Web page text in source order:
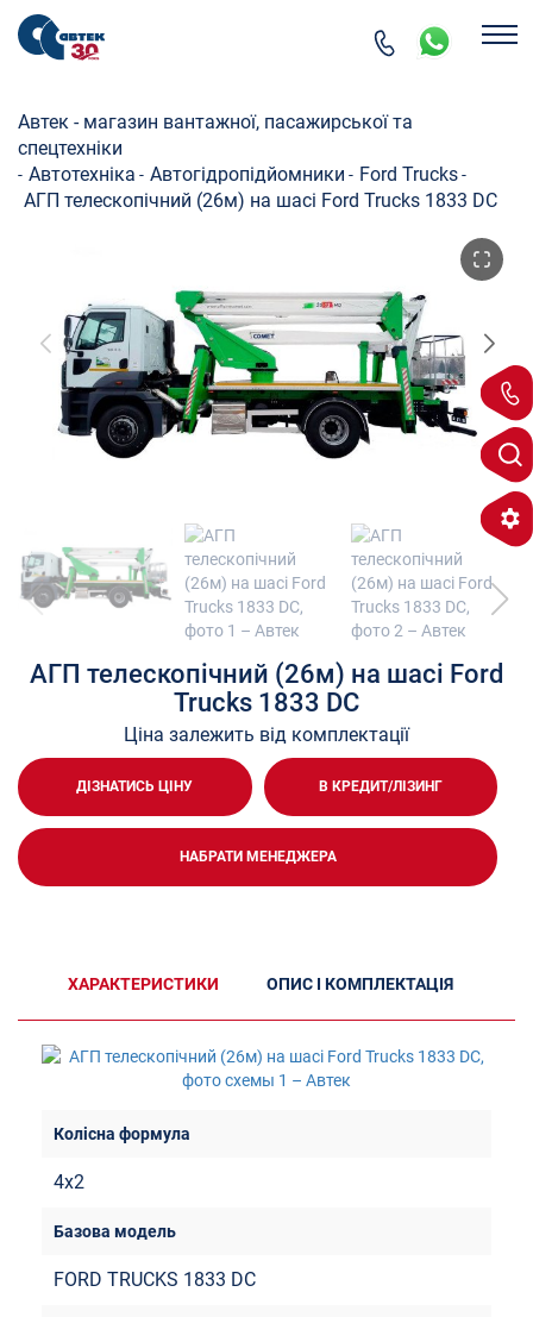
Автек - магазин вантажної, пасажирської та
спецтехніки
- Автотехніка - Автогідропідйомники - Ford Trucks-
АГП телескопічний (26м) на шасі Ford Trucks 1833 DC
АГП телескопічний (26м) на шасі Ford
Trucks 1833 DC
Ціна залежить від комплектації
ДІЗНАТИСЬ ЦІНУ В КРЕДИТ/ЛІЗИНГ
НАБРАТИ МЕНЕДЖЕРА
ХАРАКТЕРИСТИКИ ОПИС І КОМПЛЕКТАЦІЯ
4x2
FORD TRUCKS 1833 DC